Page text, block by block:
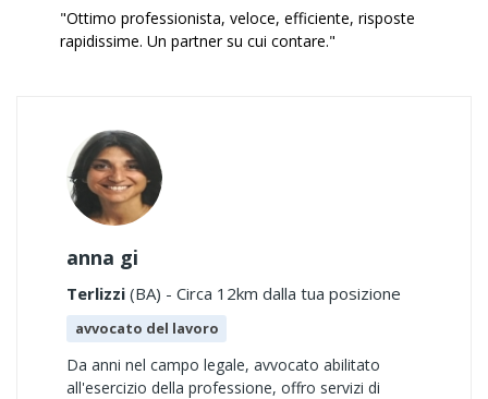
"Ottimo professionista, veloce, efficiente, risposte
rapidissime. Un partner su cui contare."
anna gi
Terlizzi (BA) - Circa 12km dalla tua posizione
avvocato del lavoro
Da anni nel campo legale, avvocato abilitato
all'esercizio della professione, offro servizi di